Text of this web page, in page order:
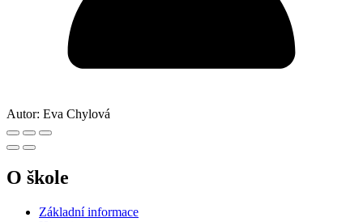
Autor: Eva Chylová
O škole
Základní informace